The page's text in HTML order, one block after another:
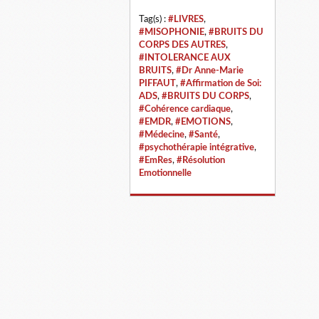
Tag(s) : #LIVRES,
#MISOPHONIE, #BRUITS DU
CORPS DES AUTRES,
#INTOLERANCE AUX
BRUITS, #Dr Anne-Marie
PIFFAUT, #Affirmation de Soi:
ADS, #BRUITS DU CORPS,
#Cohérence cardiaque,
#EMDR, #EMOTIONS,
#Médecine, #Santé,
#psychothérapie intégrative,
#EmRes, #Résolution
Emotionnelle